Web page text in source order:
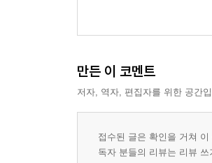
만든 이 코멘트
저자, 역자, 편집자를 위한 공간
접수된 글은 확인을 거쳐
독자 분들의 리뷰는 리뷰